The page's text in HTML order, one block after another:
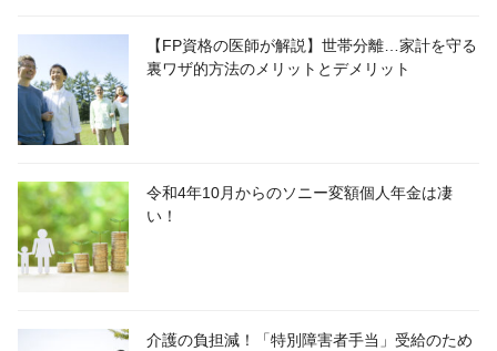
【FP資格の医師が解説】世帯分離…家計を守る
裏ワザ的方法のメリットとデメリット
令和4年10月からのソニー変額個人年金は凄
い！
介護の負担減！「特別障害者手当」受給のため